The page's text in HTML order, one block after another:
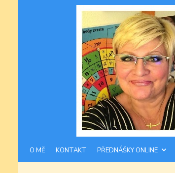
O MĚ KONTAKT PŘEDNÁŠKY ONLINE